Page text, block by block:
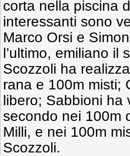
corta nella piscina
interessanti sono
Marco Orsi e
l’ultimo, emiliano il
Scozzoli ha
rana e 100m misti;
libero; Sabbioni ha
secondo nei 100m
Milli, e nei 100m
Scozzoli.